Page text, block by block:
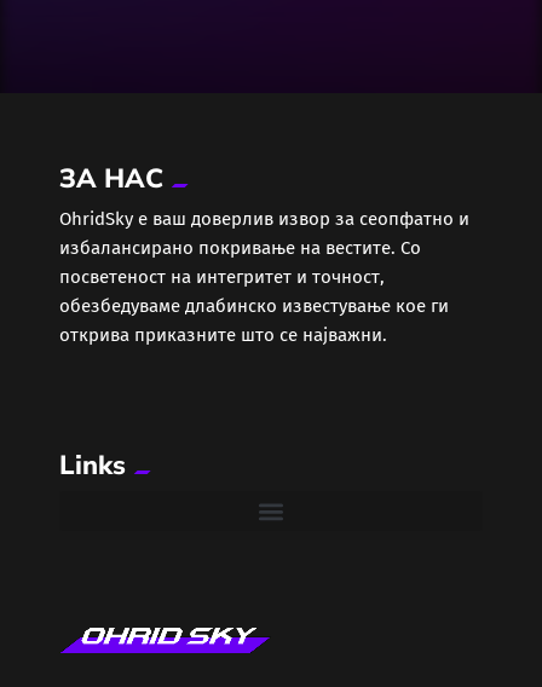
Еротика
Забава
Здравје
Колумни
Лајфстајл
ЗА НАС
ОhridSky е ваш доверлив извор за сеопфатно и
избалансирано покривање на вестите. Со
посветеност на интегритет и точност,
обезбедуваме длабинско известување кое ги
открива приказните што се најважни.
Links